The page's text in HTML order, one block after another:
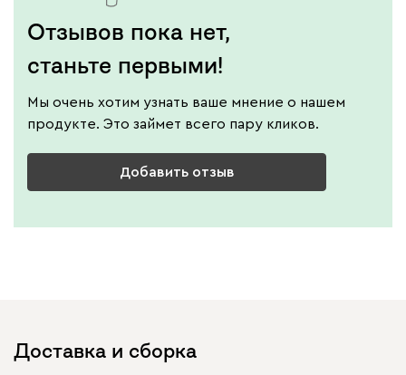
Отзывов пока нет,
станьте первыми!
Мы очень хотим узнать ваше мнение о нашем
продукте. Это займет всего пару кликов.
Добавить отзыв
Доставка и сборка